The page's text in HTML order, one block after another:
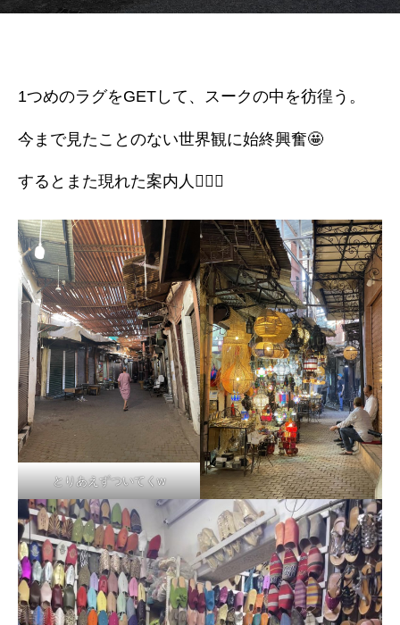
1つめのラグをGETして、スークの中を彷徨う。
今まで見たことのない世界観に始終興奮🤩
するとまた現れた案内人💁🏽‍♂️
とりあえずついてくw